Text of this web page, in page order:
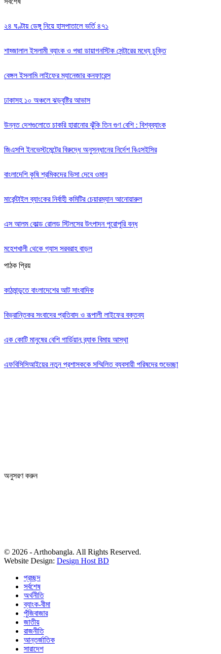
২৪ ঘণ্টায় ডেঙ্গু নিয়ে হাসপাতালে ভর্তি ৪৭১
শাহ্জালাল ইসলামী ব্যাংক ও পদ্মা ডায়াগনস্টিক সেন্টারের মধ্যে চুক্তি
বেঙ্গল ইসলামি লাইফের ম্যানেজার কনফারেন্স
ঢাকাসহ ১০ অঞ্চলে ঝড়বৃষ্টির আভাস
উন্নত দেশগুলোতে চাকরি হারানোর ঝুঁকি তিন গুণ বেশি : বিশ্বব্যাংক
জিএসপি ইনভেস্টমেন্টের বিরুদ্ধে অনুসন্ধানের নির্দেশ বিএসইসির
বাংলাদেশি কৃষি শ্রমিকদের ভিসা দেবে ওমান
মার্কেন্টাইল ব্যাংকের নির্বাহী কমিটির চেয়ারম্যান আনোয়ারুল
এস আলম কোল্ড রোলড স্টিলসের উৎপাদন পুরোপুরি বন্ধ
মহেশখালী থেকে গ্যাস সরবরাহ বাড়ল
পাঠক প্রিয়
কাঠমান্ডুতে বাংলাদেশের আট সাংবাদিক
বিভ্রান্তিকর সংবাদের প্রতিবাদ ও রূপালী লাইফের বক্তব্য
এক কোটি মানুষের বেশি গার্ডিয়ান ব্র্যাক বিমায় আস্থা
এফবিসিসিআইয়ের নতুন প্রশাসককে সম্মিলিত ব্যবসায়ী পরিষদের শুভেচ্ছা
অনুসরণ করুন
© 2026 - Arthobangla. All Rights Reserved.
Website Design: Design Host BD
প্রচ্ছদ
সর্বশেষ
অর্থনীতি
ব্যাংক-বীমা
পুঁজিবাজার
জাতীয়
রাজনীতি
আন্তর্জাতিক
সারাদেশ